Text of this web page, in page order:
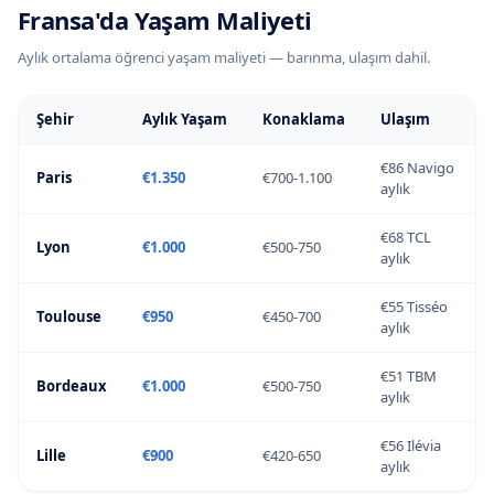
Fransa'da Yaşam Maliyeti
Aylık ortalama öğrenci yaşam maliyeti — barınma, ulaşım dahil.
Şehir Aylık Yaşam Konaklama Ulaşım
Paris €1.350 €700-1.100
€86 Navigo
aylık
Lyon €1.000 €500-750
€68 TCL
aylık
Toulouse €950 €450-700
€55 Tisséo
aylık
Bordeaux €1.000 €500-750
€51 TBM
aylık
Lille €900 €420-650
€56 Ilévia
aylık